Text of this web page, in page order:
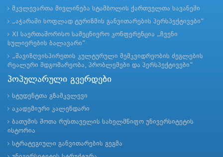
მკვლევართა მივლინება სტამბოლის ქართველთა სავანეში
„აჭარაში სოფლად ტურიზმის განვითარების პერსპექტივები“
XI საერთაშორისო სამეცნიერო კონფერენცია „ჩვენი
სულიერების ბალავარი“
„შავიზღვისპირეთის კულტურული მემკვიდრეობის ძეგლების
რეალური მდგომარეობა, პრობლემები და პერსპექტივები“
პოპულარული გვერდები
სტუდენტთა გზამკვლევი
აკადემიური კალენდარი
ბათუმის შოთა რუსთაველის სახელმწიფო უნივერსიტეტის
ისტორია
სტრატეგიული განვითარების გეგმა